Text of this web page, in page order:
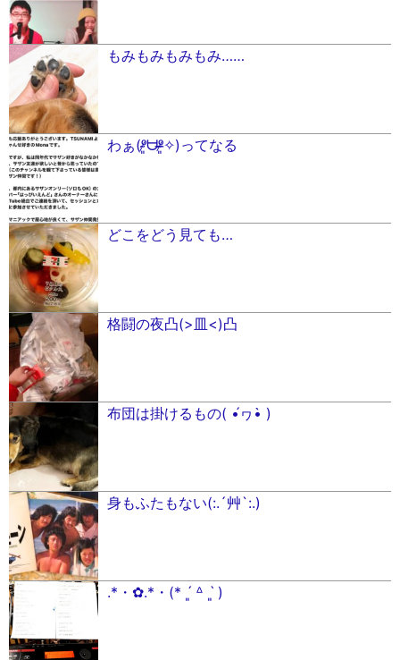
もみもみもみもみ……
わぁ(ᵒ̴̷͈ᗨᵒ̴̶̷͈✧)ってなる
どこをどう見ても…
格闘の夜凸(>皿<)凸
布団は掛けるもの( •́ヮ•̀ )
身もふたもない(:.´艸`:.)
.*・✿.*・(* ˊ͈ ᐞ ˋ͈ )